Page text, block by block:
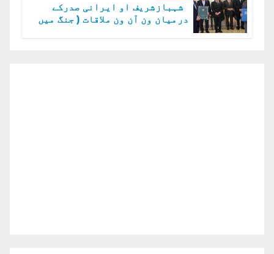
شہبازشریف او ایرانی صدرکے
درمیان ون آن ون ملاقات ( جنگ میں